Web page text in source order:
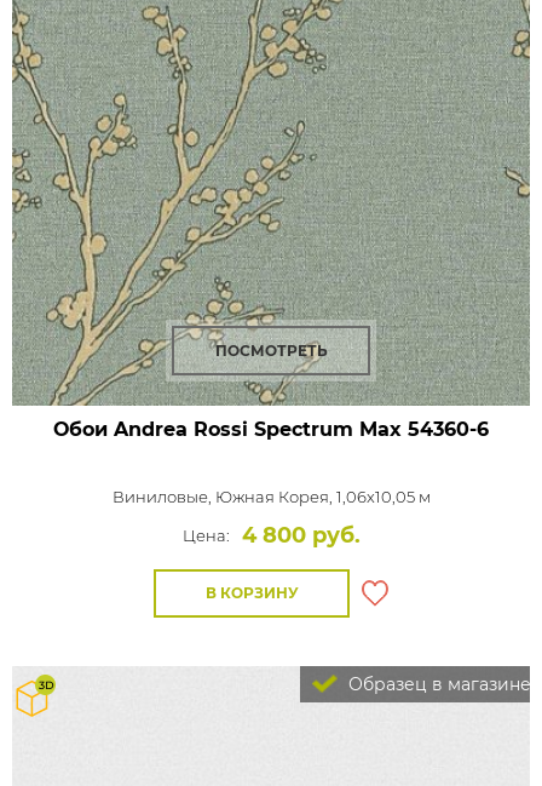
ПОСМОТРЕТЬ
Обои Andrea Rossi Spectrum Max 54360-6
Виниловые, Южная Корея, 1,06x10,05 м
Цена:
4 800 руб.
В КОРЗИНУ
Образец в магазине